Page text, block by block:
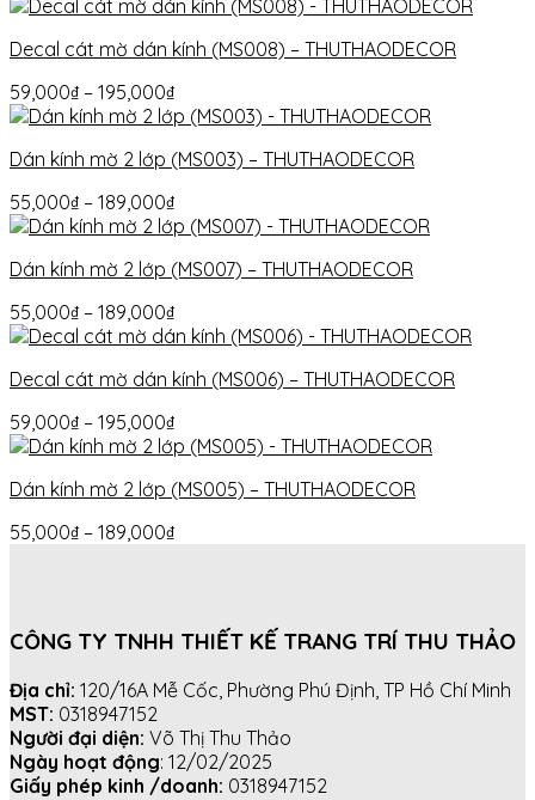
Decal cát mờ dán kính (MS008) – THUTHAODECOR
59,000₫ – 195,000₫
Dán kính mờ 2 lớp (MS003) – THUTHAODECOR
55,000₫ – 189,000₫
Dán kính mờ 2 lớp (MS007) – THUTHAODECOR
55,000₫ – 189,000₫
Decal cát mờ dán kính (MS006) – THUTHAODECOR
59,000₫ – 195,000₫
Dán kính mờ 2 lớp (MS005) – THUTHAODECOR
55,000₫ – 189,000₫
CÔNG TY TNHH THIẾT KẾ TRANG TRÍ THU THẢO
Địa chỉ: 120/16A Mễ Cốc, Phường Phú Định, TP Hồ Chí Minh
MST: 0318947152
Người đại diện: Võ Thị Thu Thảo
Ngày hoạt động: 12/02/2025
Giấy phép kinh /doanh: 0318947152